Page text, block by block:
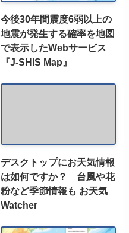
今後30年間震度6弱以上の
地震が発生する確率を地図
で表示したWebサービス
『J-SHIS Map』
デスクトップにお天気情報
は如何ですか？ 台風や花
粉など季節情報も お天気
Watcher